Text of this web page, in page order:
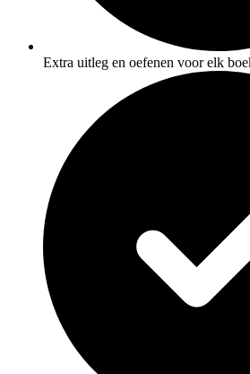
Extra uitleg en oefenen voor elk